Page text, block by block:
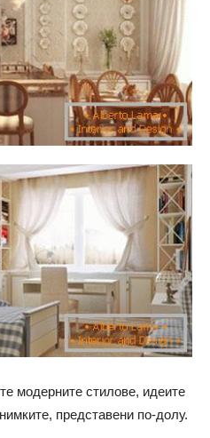
модерните стилове, идеите
представени по-долу.